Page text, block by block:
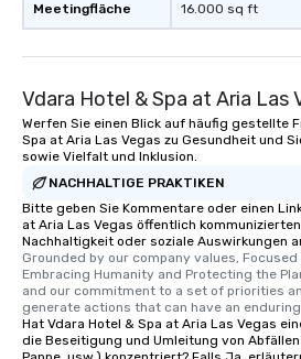
Meetingfläche 16.000 sq ft
Vdara Hotel & Spa at Aria Las
Werfen Sie einen Blick auf häufig gestellte
Spa at Aria Las Vegas zu Gesundheit und
sowie Vielfalt und Inklusion.
NACHHALTIGE PRAKTIKEN
Bitte geben Sie Kommentare oder einen
at Aria Las Vegas öffentlich
Nachhaltigkeit oder soziale Auswirkungen
Grounded by our company values, Focused
Embracing Humanity and Protecting the
and our commitment to a set of priorities
generate actions that can have an
Hat Vdara Hotel & Spa at Aria Las Vegas
die Beseitigung und Umleitung von